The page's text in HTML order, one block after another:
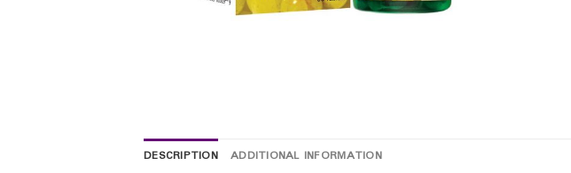
DESCRIPTION ADDITIONAL INFORMATION